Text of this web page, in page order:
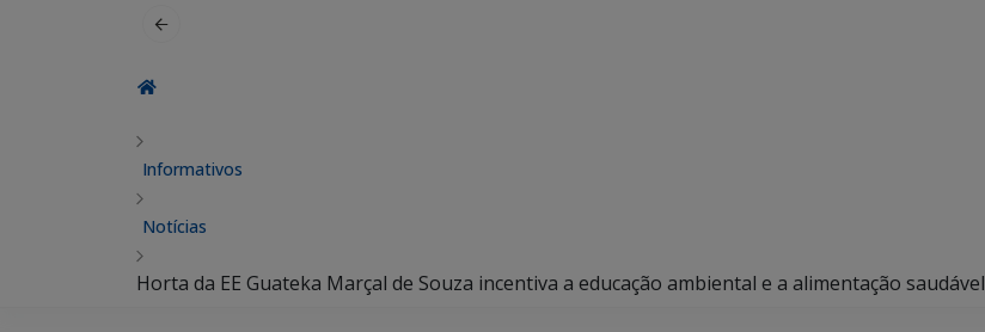
Informativos
Notícias
Horta da EE Guateka Marçal de Souza incentiva a educação ambiental e a alimentação saudável